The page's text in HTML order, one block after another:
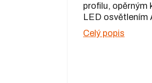
profilu, opěrným
LED osvětlením
Celý popis